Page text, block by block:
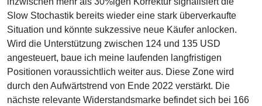
Slow Stochastik bereits wieder eine stark überverkaufte
Situation und könnte sukzessive neue Käufer anlocken.
Wird die Unterstützung zwischen 124 und 135 USD
angesteuert, baue ich meine laufenden langfristigen
Positionen voraussichtlich weiter aus. Diese Zone wird
durch den Aufwärtstrend von Ende 2022 verstärkt. Die
nächste relevante Widerstandsmarke befindet sich bei 166